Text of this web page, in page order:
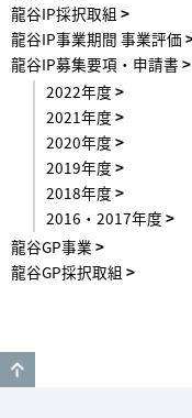
龍谷IP採択取組
龍谷IP事業期間 事業評価
龍谷IP募集要項・申請書
2022年度
2021年度
2020年度
2019年度
2018年度
2016・2017年度
龍谷GP事業
龍谷GP採択取組